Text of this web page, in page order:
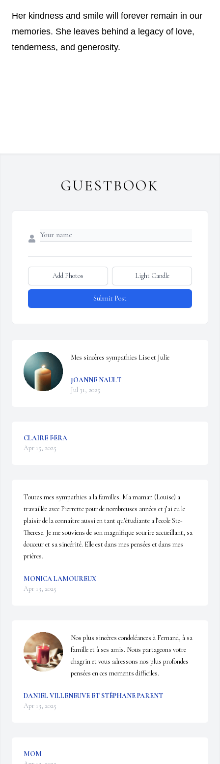
Her kindness and smile will forever remain in our
memories. She leaves behind a legacy of love,
tenderness, and generosity.
GUESTBOOK
Add Photos Light Candle
Submit Post
Mes sincères sympathies Lise et Julie
JOANNE NAULT
Jul 31, 2025
CLAIRE FERA
Apr 15, 2025
Toutes mes sympathies a la familles. Ma maman (Louise) a
travaillée avec Pierrette pour de nombreuses années et j’ai eu le
plaisir de la connaître aussi en tant qu’étudiante a l’ecole Ste-
Therese. Je me souviens de son magnifique sourire accueillant, sa
douceur et sa sincérité. Elle est dans mes pensées et dans mes
prières.
MONICA LAMOUREUX
Apr 13, 2025
Nos plus sincères condoléances à Fernand, à sa
famille et à ses amis. Nous partageons votre
chagrin et vous adressons nos plus profondes
pensées en ces moments difficiles.
DANIEL VILLENEUVE ET STÉPHANE PARENT
Apr 13, 2025
MOM